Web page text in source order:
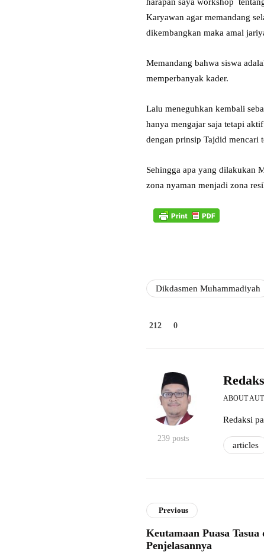
Karyawan agar memandang
dikembangkan maka amal
Memandang bahwa siswa
memperbanyak kader.
Lalu meneguhkan kembali
hanya mengajar saja tetapi
dengan prinsip Tajdid mencari
Sehingga apa yang dilakukan
zona nyaman menjadi zona
Dikdasmen Muhammadiyah
212 0
239 posts
ABOUT
Redaksi
articles
Previous
Keutamaan Puasa
Penjelasannya